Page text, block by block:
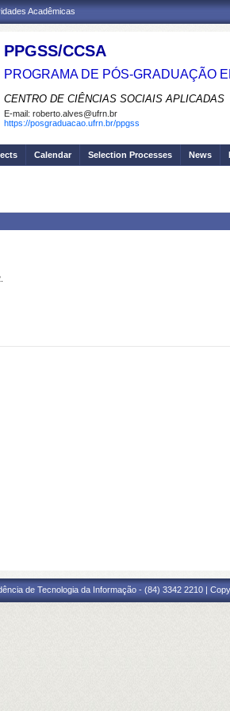
Acadêmicas
PPGSS/CCSA
PROGRAMA DE PÓS-GRADUAÇÃO
CENTRO DE CIÊNCIAS SOCIAIS APLICADAS
E-mail: roberto.alves@ufrn.br
https://posgraduacao.ufrn.br/ppgss
Calendar Selection Processes News
de Tecnologia da Informação - (84) 3342 2210 |